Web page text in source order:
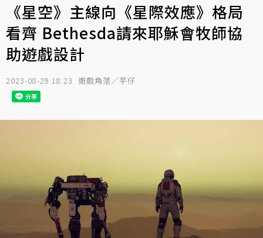
《星空》主線向《星際效應》格局
看齊 Bethesda請來耶穌會牧師協
助遊戲設計
2023-08-29 18:23 遊戲角落／芋仔